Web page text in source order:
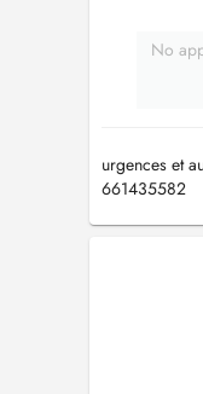
No
urgences et
661435582